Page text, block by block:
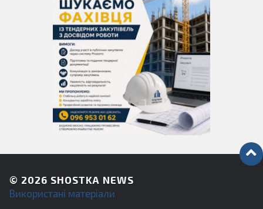
© 2026 SHOSTKA NEWS
Використані матеріали